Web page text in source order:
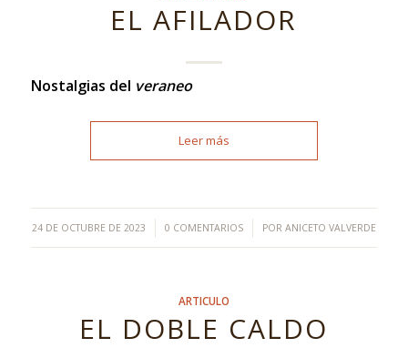
EL AFILADOR
Nostalgias del veraneo
Leer más
24 DE OCTUBRE DE 2023
/ 0 COMENTARIOS
/ POR ANICETO VALVERDE
ARTICULO
EL DOBLE CALDO